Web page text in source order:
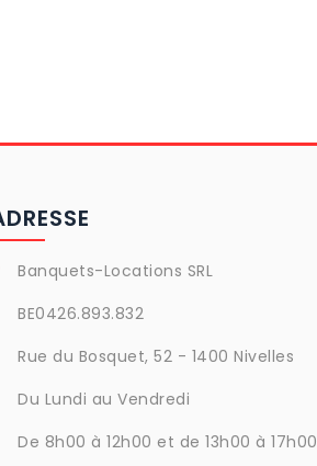
Banquets-Locations SRL
BE0426.893.832
Rue du Bosquet, 52 - 1400 Nivelles
Du Lundi au Vendredi
De 8h00 à 12h00 et de 13h00 à 17h00